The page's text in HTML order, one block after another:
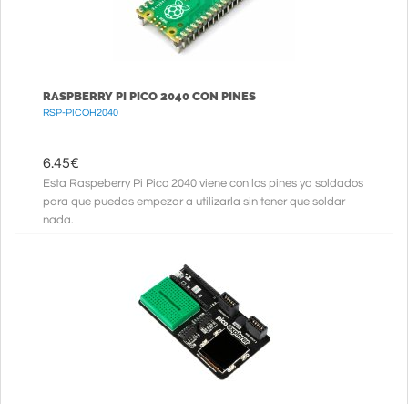
RASPBERRY PI PICO 2040 CON PINES
RSP-PICOH2040
6.45€
Esta Raspeberry Pi Pico 2040 viene con los pines ya soldados
para que puedas empezar a utilizarla sin tener que soldar
nada.